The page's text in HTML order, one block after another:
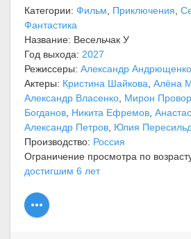
Категории: Фильм Приключения
Фантастика
Название: Весельчак У
Год выхода: 2027
Режиссеры: Александр Андрющенко
Актеры: Кристина Шайкова Алёна
Александр Власенко Мирон
Богданов Никита Ефремов
Александр Петров Юлия Пересильд
Производство: Россия
Ограничение просмотра по
достигшим 6 лет